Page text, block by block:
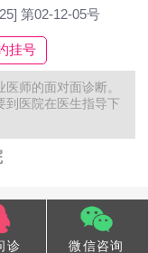
第02-12-05号
挂号
师的面对面诊断。
到医院在医生指导下
诊 微信咨询